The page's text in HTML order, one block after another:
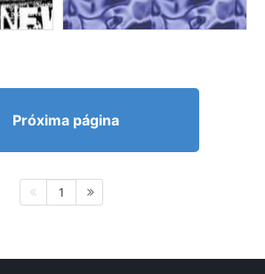
Próxima página
1